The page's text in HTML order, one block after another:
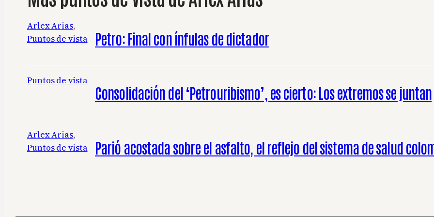
Arlex Arias
Puntos de vista
Petro: Final con ínfulas de dictador
Puntos de vista
Consolidación del ‘Petrouribismo’, es cierto: Los extremos se juntan
Arlex Arias
Puntos de vista
Parió acostada sobre el asfalto, el reflejo del sistema de salud